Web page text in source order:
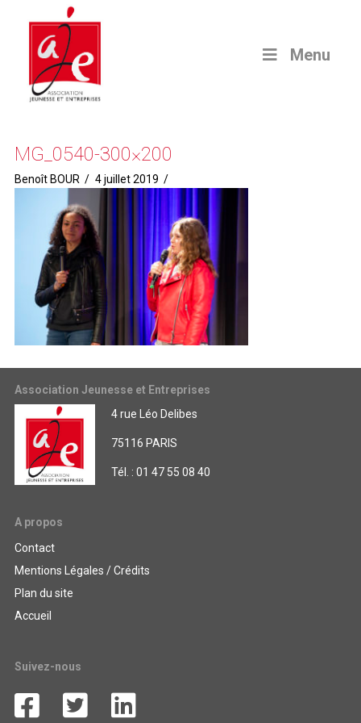
Menu
MG_0540-300×200
Benoît BOUR 4 juillet 2019
Association Jeunesse et Entreprises
4 rue Léo Delibes
75116 PARIS
Tél. : 01 47 55 08 40
A propos
Contact
Mentions Légales / Crédits
Plan du site
Accueil
Suivez-nous